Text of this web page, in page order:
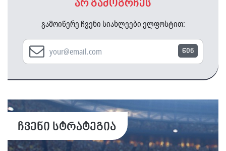
არ გამოგრჩეს
გამოიწერე ჩვენი სიახლეები ელფოსტით:
წინ
ჩვენი სტრატეგია